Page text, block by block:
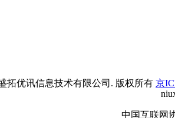
拓优讯信息技术有限公司. 版权所有 京
中国互联网